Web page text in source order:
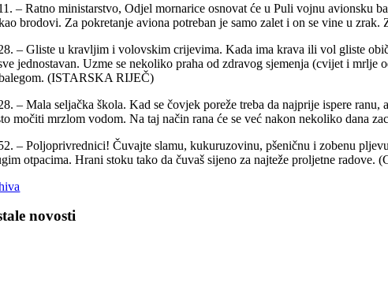
– Ratno ministarstvo, Odjel mornarice osnovat će u Puli vojnu avionsku
brodovi. Za pokretanje aviona potreban je samo zalet i on se vine u
– Gliste u kravljim i volovskim crijevima. Kada ima krava ili vol gliste
jednostavan. Uzme se nekoliko praha od zdravog sjemenja (cvijet i
(ISTARSKA RIJEČ)
– Mala seljačka škola. Kad se čovjek poreže treba da najprije ispere
močiti mrzlom vodom. Na taj način rana će se već nakon nekoliko dana
– Poljoprivrednici! Čuvajte slamu, kukuruzovinu, pšeničnu i zobenu
otpacima. Hrani stoku tako da čuvaš sijeno za najteže proljetne radove.
novosti